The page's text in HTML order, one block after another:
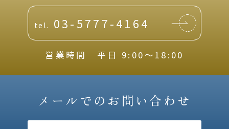
tel. 03-5777-4164
営業時間 平日 9:00〜18:00
メールでのお問い合わせ